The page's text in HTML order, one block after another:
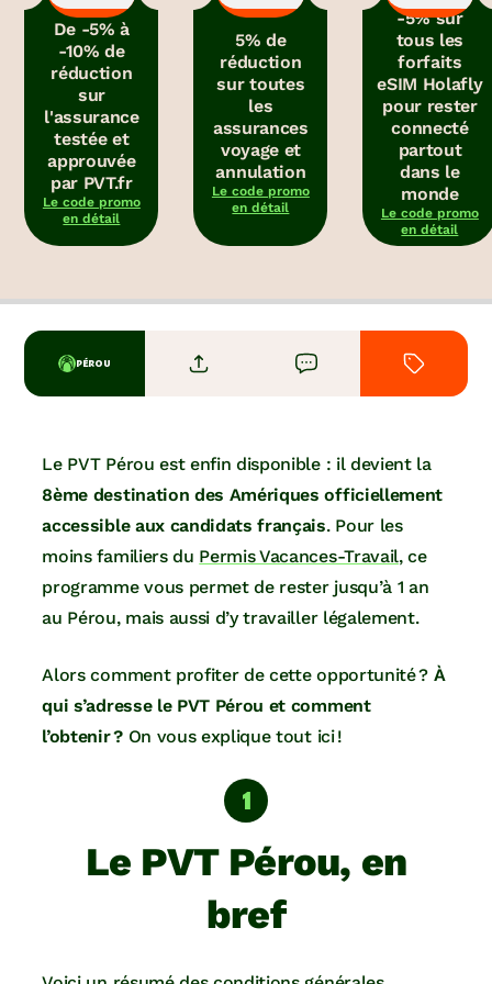
De -5% à
-10% de
réduction
sur
l'assurance
testée et
approuvée
par PVT.fr
Le code promo
en détail
5% de
réduction
sur toutes
les
assurances
voyage et
annulation
Le code promo
en détail
-5% sur
tous les
forfaits
eSIM Holafly
pour rester
connecté
partout
dans le
monde
Le code promo
en détail
PÉROU
Le PVT Pérou est enfin disponible : il devient la
8ème destination des Amériques officiellement
accessible aux candidats français. Pour les
moins familiers du Permis Vacances-Travail, ce
programme vous permet de rester jusqu’à 1 an
au Pérou, mais aussi d’y travailler légalement.
Alors comment profiter de cette opportunité ? À
qui s’adresse le PVT Pérou et comment
l’obtenir ?On vous explique tout ici !
Le PVT Pérou, en
bref